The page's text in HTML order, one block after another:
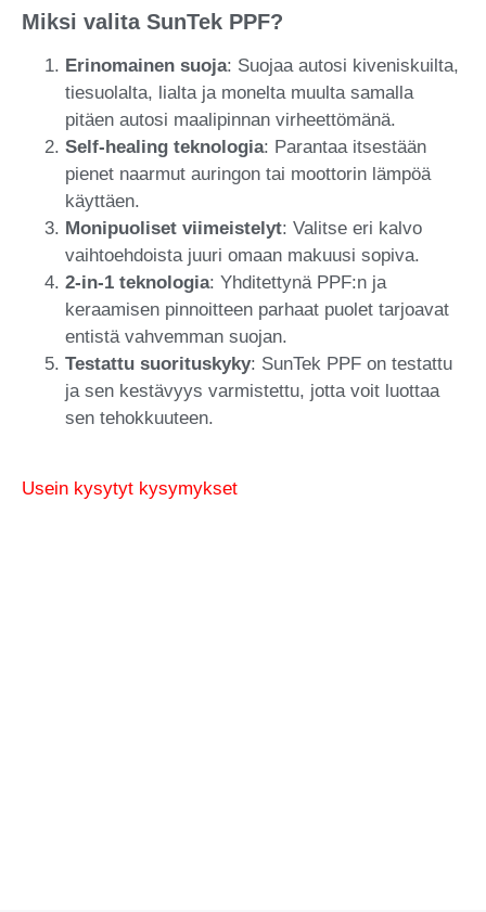
Miksi valita SunTek PPF?
Erinomainen suoja: Suojaa autosi kiveniskuilta,
tiesuolalta, lialta ja monelta muulta samalla
pitäen autosi maalipinnan virheettömänä.
Self-healing teknologia: Parantaa itsestään
pienet naarmut auringon tai moottorin lämpöä
käyttäen.
Monipuoliset viimeistelyt: Valitse eri kalvo
vaihtoehdoista juuri omaan makuusi sopiva.
2-in-1 teknologia: Yhditettynä PPF:n ja
keraamisen pinnoitteen parhaat puolet tarjoavat
entistä vahvemman suojan.
Testattu suorituskyky: SunTek PPF on testattu
ja sen kestävyys varmistettu, jotta voit luottaa
sen tehokkuuteen.
Usein kysytyt kysymykset